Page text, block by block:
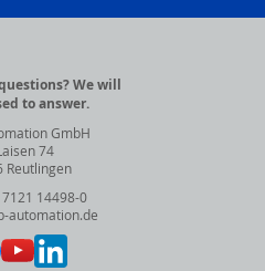
We will
to answer.
GmbH
74
Reutlingen
7121 14498-0
automation.de